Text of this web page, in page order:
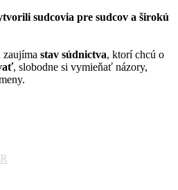
sudcovia pre sudcov a širokú
zaujíma stav súdnictva, ktorí chcú o
, slobodne si vymieňať názory,